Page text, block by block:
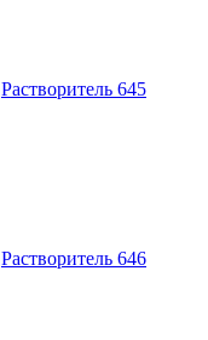
Растворитель 645
Растворитель 646